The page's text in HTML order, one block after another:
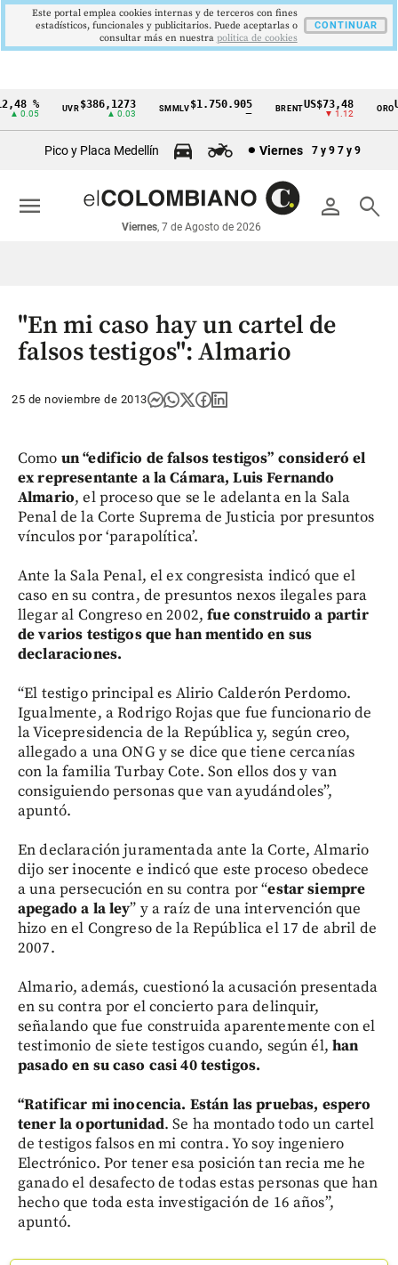
Cintillo
económicos
Colombia
%
0.05
UVR$386,1273
▲ 0.03
SMMLV$1.750.905 BRENTUS$73,48
▼ 1.12
ORO
Pico y Placa Medellín Viernes 7 y 9 7 y 9
person search
Viernes, 7 de Agosto de 2026
menu
"En mi caso hay un cartel de
falsos testigos": Almario
25 de noviembre de 2013
Como un “edificio de falsos testigos” consideró el
ex representante a la Cámara, Luis Fernando
Almario, el proceso que se le adelanta en la Sala
Penal de la Corte Suprema de Justicia por presuntos
vínculos por ‘parapolítica’.
Ante la Sala Penal, el ex congresista indicó que el
caso en su contra, de presuntos nexos ilegales para
llegar al Congreso en 2002,fue construido a partir
de varios testigos que han mentido en sus
declaraciones.
“El testigo principal es Alirio Calderón Perdomo.
Igualmente, a Rodrigo Rojas que fue funcionario de
la Vicepresidencia de la República y, según creo,
allegado a una ONG y se dice que tiene cercanías
con la familia Turbay Cote. Son ellos dos y van
consiguiendo personas que van ayudándoles”,
apuntó.
En declaración juramentada ante la Corte, Almario
dijo ser inocente e indicó que este proceso obedece
a una persecución en su contra por “estar siempre
apegado a laley” y a raíz de una intervención que
hizo en el Congreso de la República el 17 de abril de
2007.
Almario, además, cuestionó la acusación presentada
en su contra por el concierto para delinquir,
señalando que fue construida aparentemente con el
testimonio de siete testigos cuando, según él,han
pasado en su caso casi 40 testigos.
“Ratificar mi inocencia. Están las pruebas, espero
tener la oportunidad. Se ha montado todo un cartel
de testigos falsos en mi contra. Yo soy ingeniero
Electrónico. Por tener esa posición tan recia me he
ganado el desafecto de todas estas personas que han
hecho que toda esta investigación de 16 años”,
apuntó.
Este portal emplea cookies internas y de terceros con fines
estadísticos, funcionales y publicitarios. Puede aceptarlas o
consultar más en nuestra politica de cookies
CONTINUAR